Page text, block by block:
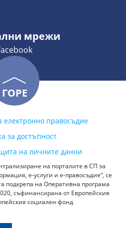
мрежи
ГОРЕ
електронно правосъдие
за достъпност
на личните данни
на порталите в СП за
е-услуги и е-правосъдие“, се
подкрепа на Оперативна програма
съфинансирана от Европейския
социален фонд